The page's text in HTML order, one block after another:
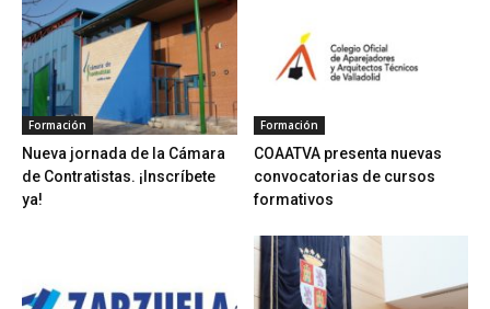
Formación
Nueva jornada de la Cámara
de Contratistas. ¡Inscríbete
ya!
Formación
COAATVA presenta nuevas
convocatorias de cursos
formativos